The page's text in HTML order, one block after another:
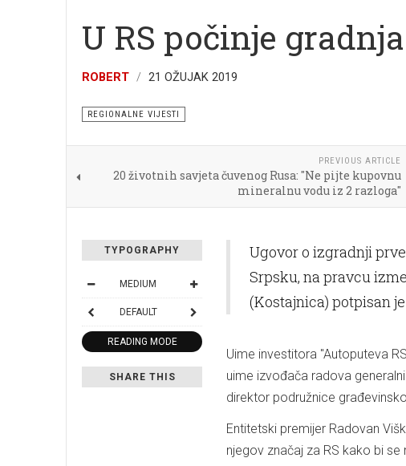
U RS počinje
ROBERT 21 OŽUJAK 2019
REGIONALNE VIJESTI
PREVIOUS ARTICLE
20 životnih savjeta čuvenog Rusa: "Ne pijte kupovnu
mineralnu vodu iz 2 razloga"
TYPOGRAPHY
MEDIUM
DEFAULT
READING MODE
SHARE THIS
Ugovor o izgradnji
Srpsku, na pravcu
(Kostajnica) potpisan
Uime investitora "Autoputeva
uime izvođača radova
direktor podružnice
Entitetski premijer Radovan
njegov značaj za RS kako bi